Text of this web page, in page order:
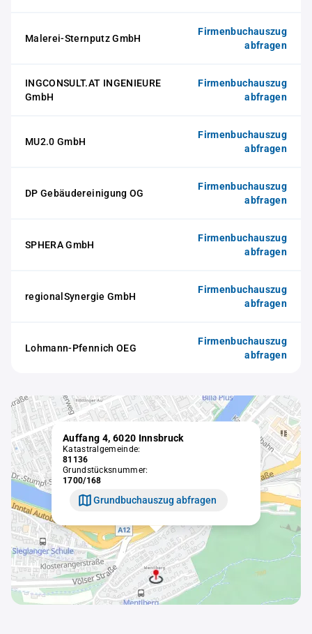
Malerei-Sternputz GmbH
Firmenbuchauszug
abfragen
INGCONSULT.AT INGENIEURE
GmbH
Firmenbuchauszug
abfragen
MU2.0 GmbH
Firmenbuchauszug
abfragen
DP Gebäudereinigung OG
Firmenbuchauszug
abfragen
SPHERA GmbH
Firmenbuchauszug
abfragen
regionalSynergie GmbH
Firmenbuchauszug
abfragen
Lohmann-Pfennich OEG
Firmenbuchauszug
abfragen
Auffang 4, 6020 Innsbruck
Katastralgemeinde:
81136
Grundstücksnummer:
1700/168
Grundbuchauszug abfragen